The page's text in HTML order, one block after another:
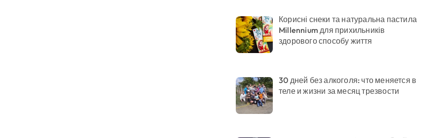
Корисні снеки та натуральна пастила
Millennium для прихильників
здорового способу життя
30 дней без алкоголя: что меняется в
теле и жизни за месяц трезвости